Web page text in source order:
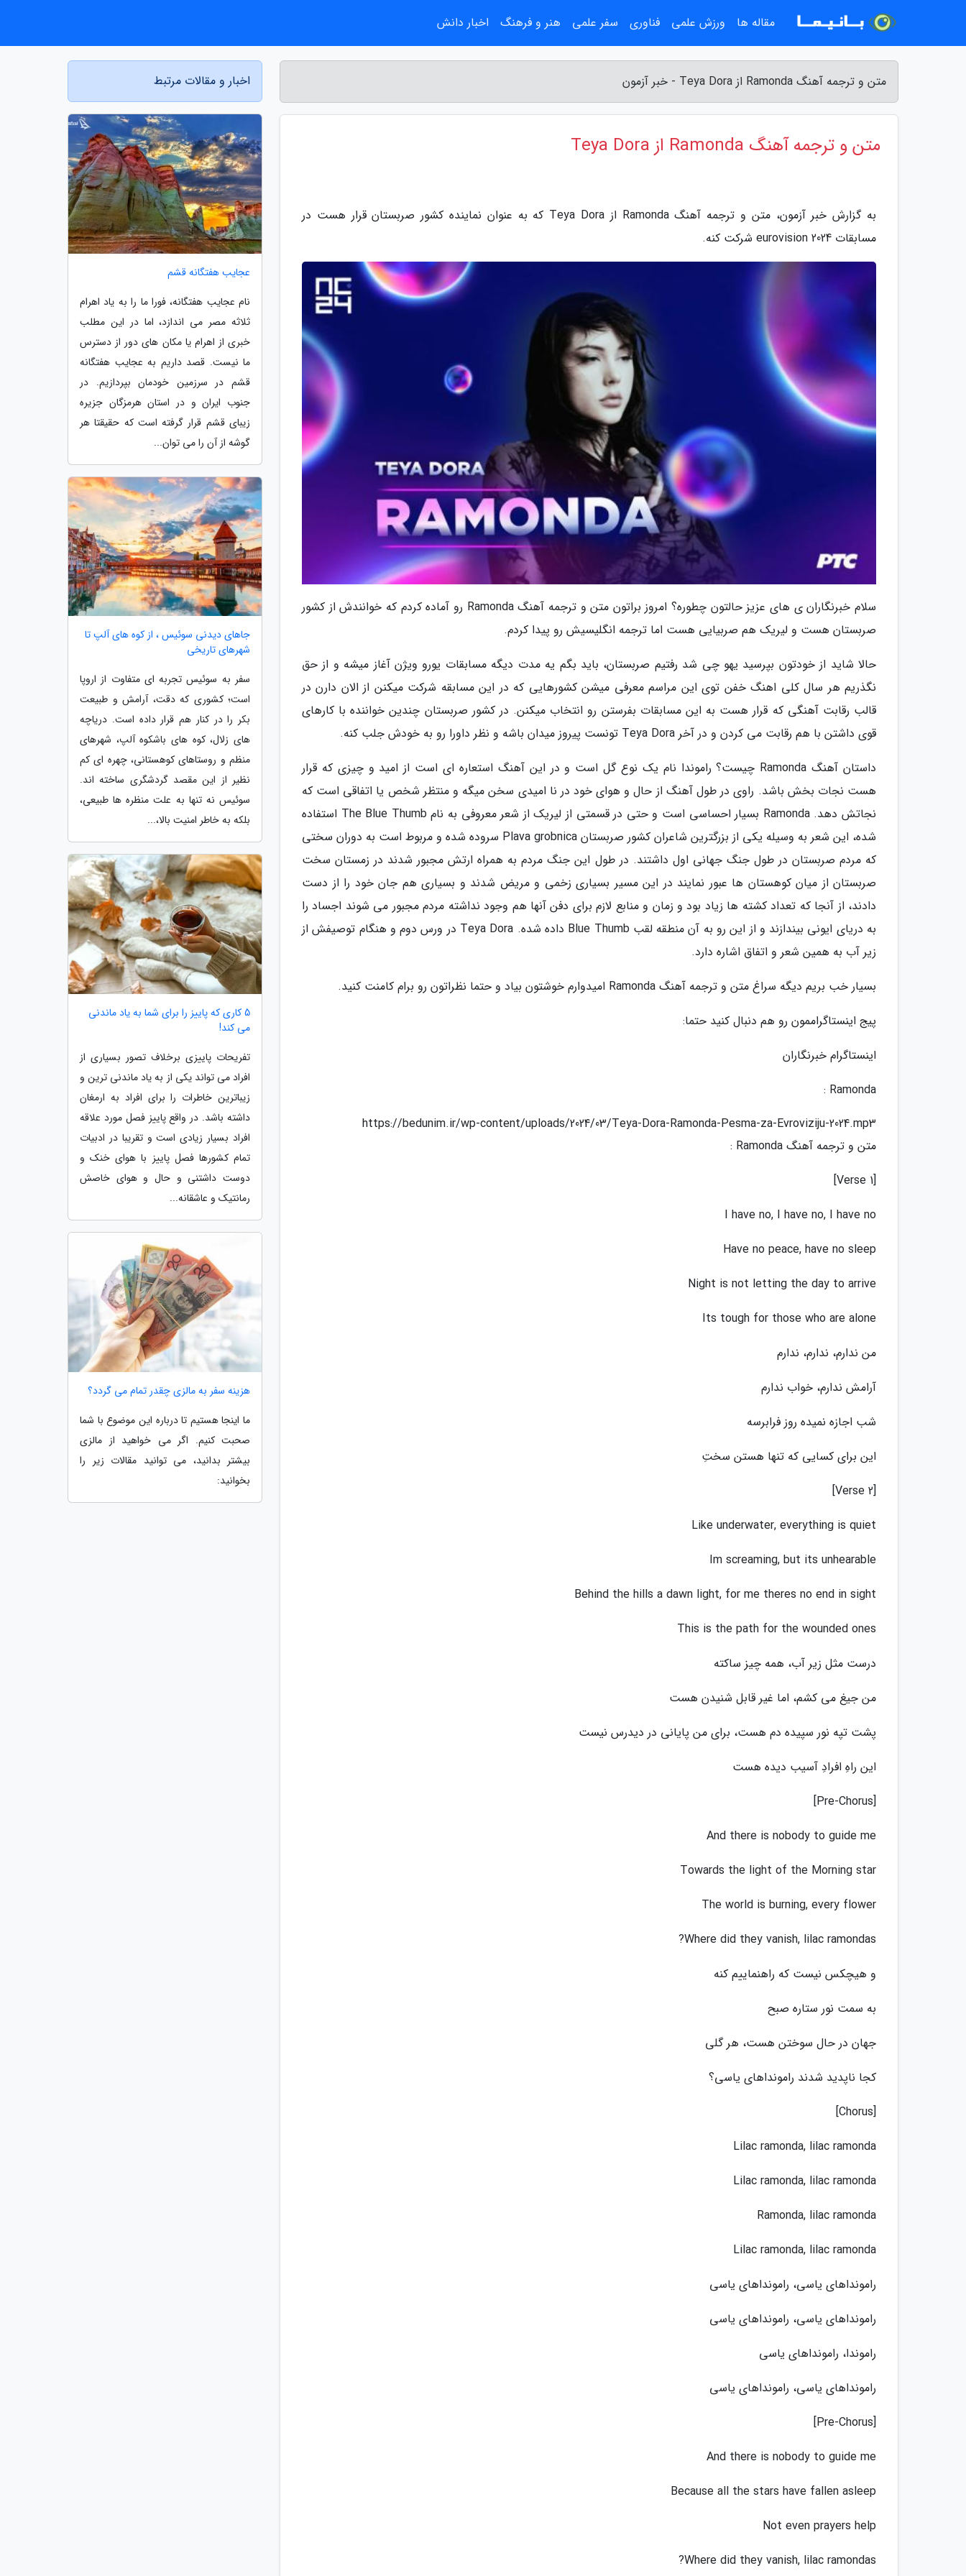
متن و ترجمه آهنگ Ramonda از Teya Dora - خبر آزمون
متن و ترجمه آهنگ Ramonda از Teya Dora
به گزارش خبر آزمون، متن و ترجمه آهنگ Ramonda از Teya Dora که به عنوان نماینده کشور صربستان قرار هست در
مسابقات eurovision 2024 شرکت کنه.
سلام خبرنگاران ی های عزیز حالتون چطوره؟ امروز براتون متن و ترجمه آهنگ Ramonda رو آماده کردم که خوانندش از کشور
صربستان هست و لیریک هم صربیایی هست اما ترجمه انگلیسیش رو پیدا کردم.
حالا شاید از خودتون بپرسید یهو چی شد رفتیم صربستان، باید بگم یه مدت دیگه مسابقات یورو ویژن آغاز میشه و از حق
نگذریم هر سال کلی اهنگ خفن توی این مراسم معرفی میشن کشورهایی که در این مسابقه شرکت میکنن از الان دارن در
قالب رقابت آهنگی که قرار هست به این مسابقات بفرستن رو انتخاب میکنن. در کشور صربستان چندین خواننده با کارهای
قوی داشتن با هم رقابت می کردن و در آخر Teya Dora تونست پیروز میدان باشه و نظر داورا رو به خودش جلب کنه.
داستان آهنگ Ramonda چیست؟ راموندا نام یک نوع گل است و در این آهنگ استعاره ای است از امید و چیزی که قرار
هست نجات بخش باشد. راوی در طول آهنگ از حال و هوای خود در نا امیدی سخن میگه و منتظر شخص یا اتفاقی است که
نجاتش دهد. Ramonda بسیار احساسی است و حتی در قسمتی از لیریک از شعر معروفی به نام The Blue Thumb استفاده
شده، این شعر به وسیله یکی از بزرگترین شاعران کشور صربستان Plava grobnica سروده شده و مربوط است به دوران سختی
که مردم صربستان در طول جنگ جهانی اول داشتند. در طول این جنگ مردم به همراه ارتش مجبور شدند در زمستان سخت
صربستان از میان کوهستان ها عبور نمایند در این مسیر بسیاری زخمی و مریض شدند و بسیاری هم جان خود را از دست
دادند، از آنجا که تعداد کشته ها زیاد بود و زمان و منابع لازم برای دفن آنها هم وجود نداشته مردم مجبور می شوند اجساد را
به دریای ایونی بیندازند و از این رو به آن منطقه لقب Blue Thumb داده شده. Teya Dora در ورس دوم و هنگام توصیفش از
زیر آب به همین شعر و اتفاق اشاره دارد.
بسیار خب بریم دیگه سراغ متن و ترجمه آهنگ Ramonda امیدوارم خوشتون بیاد و حتما نظراتون رو برام کامنت کنید.
پیج اینستاگراممون رو هم دنبال کنید حتما:
اینستاگرام خبرنگاران
Ramonda :
https://bedunim.ir/wp-content/uploads/2024/03/Teya-Dora-Ramonda-Pesma-za-Evroviziju-2024.mp3
متن و ترجمه آهنگ Ramonda :
[Verse 1]
I have no, I have no, I have no
Have no peace, have no sleep
Night is not letting the day to arrive
Its tough for those who are alone
من ندارم، ندارم، ندارم
آرامش ندارم، خواب ندارم
شب اجازه نمیده روز فرابرسه
این برای کسایی که تنها هستن سختِ
[Verse 2]
Like underwater, everything is quiet
Im screaming, but its unhearable
Behind the hills a dawn light, for me theres no end in sight
This is the path for the wounded ones
درست مثل زیر آب، همه چیز ساکته
من جیغ می کشم، اما غیر قابل شنیدن هست
پشت تپه نور سپیده دم هست، برای من پایانی در دیدرس نیست
این راهِ افرادِ آسیب دیده هست
[Pre-Chorus]
And there is nobody to guide me
Towards the light of the Morning star
The world is burning, every flower
Where did they vanish, lilac ramondas?
و هیچکس نیست که راهنماییم کنه
به سمت نور ستاره صبح
جهان در حال سوختن هست، هر گلی
کجا ناپدید شدند رامونداهای یاسی؟
[Chorus]
Lilac ramonda, lilac ramonda
Lilac ramonda, lilac ramonda
Ramonda, lilac ramonda
Lilac ramonda, lilac ramonda
رامونداهای یاسی، رامونداهای یاسی
رامونداهای یاسی، رامونداهای یاسی
راموندا، رامونداهای یاسی
رامونداهای یاسی، رامونداهای یاسی
[Pre-Chorus]
And there is nobody to guide me
Because all the stars have fallen asleep
Not even prayers help
Where did they vanish, lilac ramondas?
اخبار و مقالات مرتبط
عجایب هفتگانه قشم
نام عجایب هفتگانه، فورا ما را به یاد اهرام
ثلاثه مصر می اندازد، اما در این مطلب
خبری از اهرام یا مکان های دور از دسترس
ما نیست. قصد داریم به عجایب هفتگانه
قشم در سرزمین خودمان بپردازیم. در
جنوب ایران و در استان هرمزگان جزیره
زیبای قشم قرار گرفته است که حقیقتا هر
گوشه از آن را می توان...
جاهای دیدنی سوئیس ، از کوه های آلپ تا
شهرهای تاریخی
سفر به سوئیس تجربه ای متفاوت از اروپا
است؛ کشوری که دقت، آرامش و طبیعت
بکر را در کنار هم قرار داده است. دریاچه
های زلال، کوه های باشکوه آلپ، شهرهای
منظم و روستاهای کوهستانی، چهره ای کم
نظیر از این مقصد گردشگری ساخته اند.
سوئیس نه تنها به علت منظره ها طبیعی،
بلکه به خاطر امنیت بالا،...
5 کاری که پاییز را برای شما به یاد ماندنی
می کند!
تفریحات پاییزی برخلاف تصور بسیاری از
افراد می تواند یکی از به یاد ماندنی ترین و
زیباترین خاطرات را برای افراد به ارمغان
داشته باشد. در واقع پاییز فصل مورد علاقه
افراد بسیار زیادی است و تقریبا در ادبیات
تمام کشورها فصل پاییز با هوای خنک و
دوست داشتنی و حال و هوای خاصش
رمانتیک و عاشقانه...
هزینه سفر به مالزی چقدر تمام می گردد؟
ما اینجا هستیم تا درباره این موضوع با شما
صحبت کنیم. اگر می خواهید از مالزی
بیشتر بدانید، می توانید مقالات زیر را
بخوانید:
مقاله ها ورزش علمی فناوری سفر علمی هنر و فرهنگ اخبار دانش